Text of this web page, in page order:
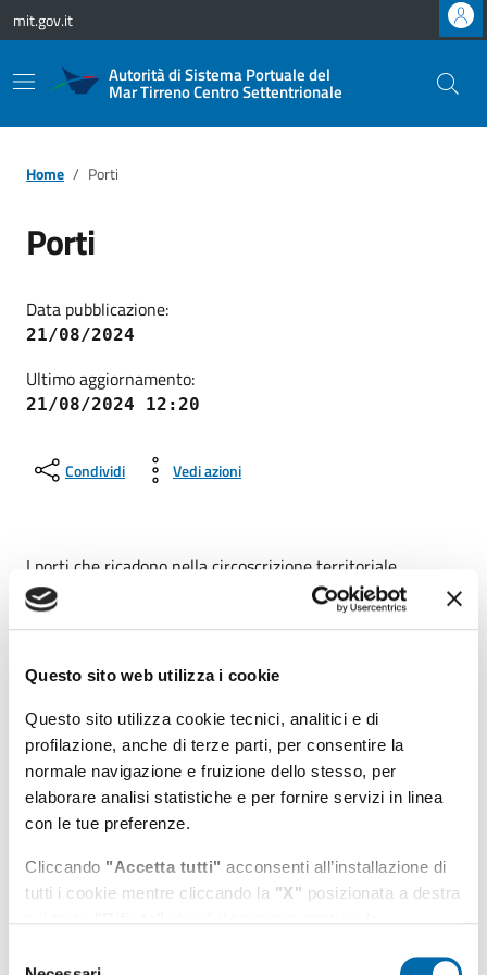
Questo sito web utilizza i cookie
Questo sito utilizza cookie tecnici, analitici e di
profilazione, anche di terze parti, per consentire la
normale navigazione e fruizione dello stesso, per
elaborare analisi statistiche e per fornire servizi in linea
con le tue preferenze.
Cliccando "Accetta tutti" acconsenti all’installazione di
tutti i cookie mentre cliccando la "X" posizionata a destra
Vai ai contenuti
Vai al footer
mit.gov.it
Autorità di Sistema Portuale del
Mar Tirreno Centro Settentrionale
Home Porti
Porti
Data pubblicazione:
21/08/2024
Ultimo aggiornamento:
21/08/2024 12:20
Condividi Vedi azioni
I porti che ricadono nella circoscrizione territoriale
dell'Autorità di Sistema Portuale del Mar Tirreno centro-
settentrionale sono: Civitavecchia, sede principale,
Menu di navigazione
ADSP
Porti